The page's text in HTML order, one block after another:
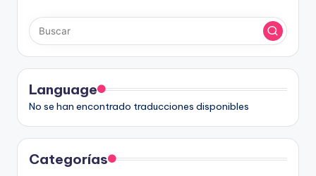
Language
No se han encontrado traducciones disponibles
Categorías